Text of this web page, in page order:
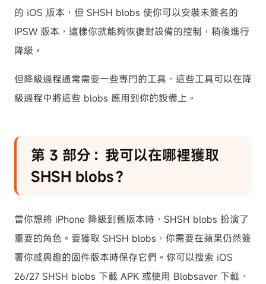
的 iOS 版本，但 SHSH blobs 使你可以安裝未簽名的
IPSW 版本，這樣你就能夠恢復對設備的控制，稍後進行
降級。
但降級過程通常需要一些專門的工具，這些工具可以在降
級過程中將這些 blobs 應用到你的設備上。
第 3 部分：我可以在哪裡獲取
SHSH blobs？
當你想將 iPhone 降級到舊版本時，SHSH blobs 扮演了
重要的角色。要獲取 SHSH blobs，你需要在蘋果仍然簽
署你感興趣的固件版本時保存它們。你可以搜索 iOS
26/27 SHSH blobs 下載 APK 或使用 Blobsaver 下載，